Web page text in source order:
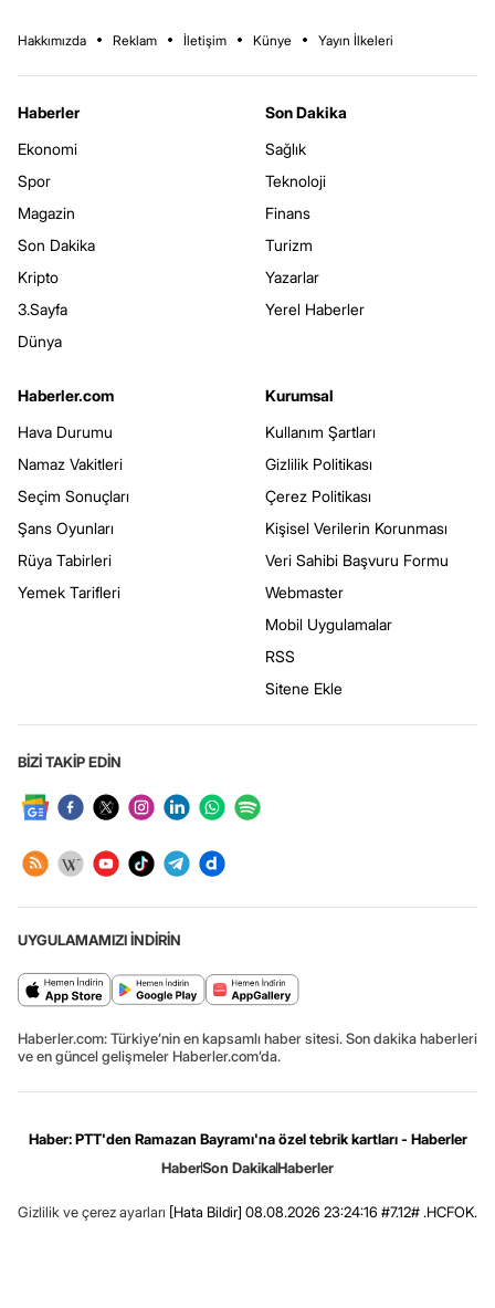
Hakkımızda Reklam İletişim Künye Yayın İlkeleri
Haberler
Ekonomi
Spor
Magazin
Son Dakika
Kripto
3.Sayfa
Dünya
Son Dakika
Sağlık
Teknoloji
Finans
Turizm
Yazarlar
Yerel Haberler
Haberler.com
Hava Durumu
Namaz Vakitleri
Seçim Sonuçları
Şans Oyunları
Rüya Tabirleri
Yemek Tarifleri
Kurumsal
Kullanım Şartları
Gizlilik Politikası
Çerez Politikası
Kişisel Verilerin Korunması
Veri Sahibi Başvuru Formu
Webmaster
Mobil Uygulamalar
RSS
Sitene Ekle
BİZİ TAKİP EDİN
UYGULAMAMIZI İNDİRİN
Haberler.com: Türkiye’nin en kapsamlı haber sitesi. Son dakika haberleri
ve en güncel gelişmeler Haberler.com’da.
Haber: PTT'den Ramazan Bayramı'na özel tebrik kartları - Haberler
HaberSon DakikaHaberler
Gizlilik ve çerez ayarları [Hata Bildir] 08.08.2026 23:24:16 #7.12# .HCFOK.